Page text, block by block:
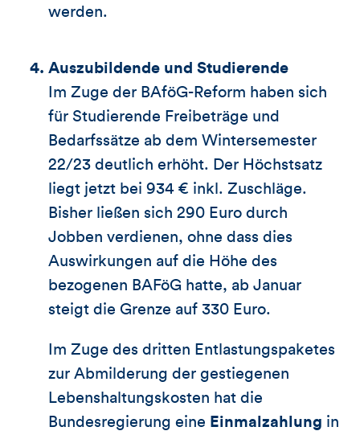
werden.
Auszubildende und Studierende
Im Zuge der BAföG-Reform haben sich
für Studierende Freibeträge und
Bedarfssätze ab dem Wintersemester
22/23 deutlich erhöht. Der Höchstsatz
liegt jetzt bei 934 € inkl. Zuschläge.
Bisher ließen sich 290 Euro durch
Jobben verdienen, ohne dass dies
Auswirkungen auf die Höhe des
bezogenen BAFöG hatte, ab Januar
steigt die Grenze auf 330 Euro.
Im Zuge des dritten Entlastungspaketes
zur Abmilderung der gestiegenen
Lebenshaltungskosten hat die
Bundesregierung eine Einmalzahlung in